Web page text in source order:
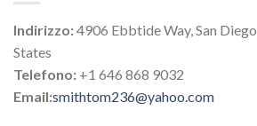
Indirizzo:4906 Ebbtide Way, San
States
Telefono: +1 646 868 9032
Email:smithtom236@yahoo.com